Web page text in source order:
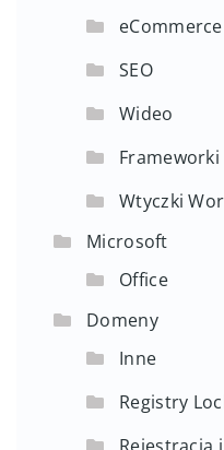
eCommerce
SEO
Wideo
Frameworki
Wtyczki
Microsoft
Office
Domeny
Inne
Registry